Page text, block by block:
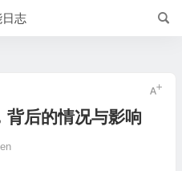
日志
背后的情况与影响